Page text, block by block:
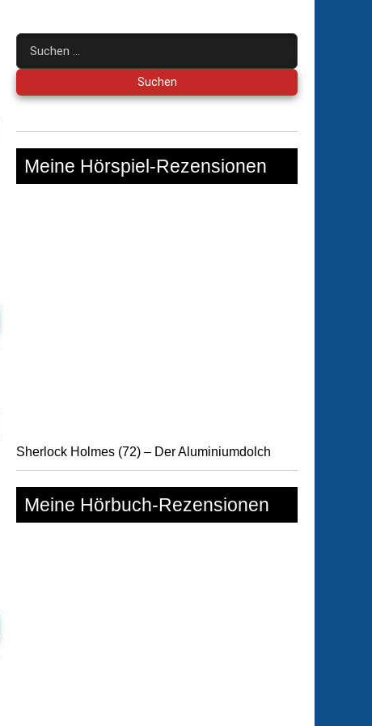
Suchen
nach:
Meine Hörspiel-Rezensionen
Sherlock Holmes (72) – Der Aluminiumdolch
Meine Hörbuch-Rezensionen